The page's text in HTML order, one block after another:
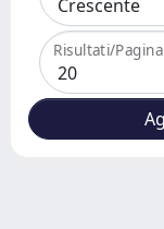
Risultati/Pagina